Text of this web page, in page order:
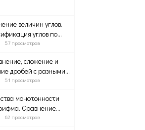
величин углов.
углов по...
57 просмотров
сложение и
дробей с разными...
51 просмотров
монотонности
Сравнение...
62 просмотров